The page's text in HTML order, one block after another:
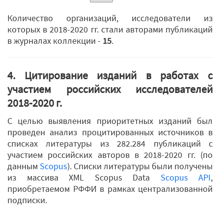
Количество организаций, исследователи из
которых в 2018-2020 гг. стали авторами публикаций
в журналах коллекции - 15.
4. Цитирование изданий в работах с
участием российских исследователей
2018-2020 г.
С целью выявления приоритетных изданий был
проведен анализ процитированных источников в
списках литературы из 282.284 публикаций с
участием российских авторов в 2018-2020 гг. (по
данным Scopus). Списки литературы были получены
из массива XML Scopus Data Scopus API,
приобретаемом РФФИ в рамках централизованной
подписки.